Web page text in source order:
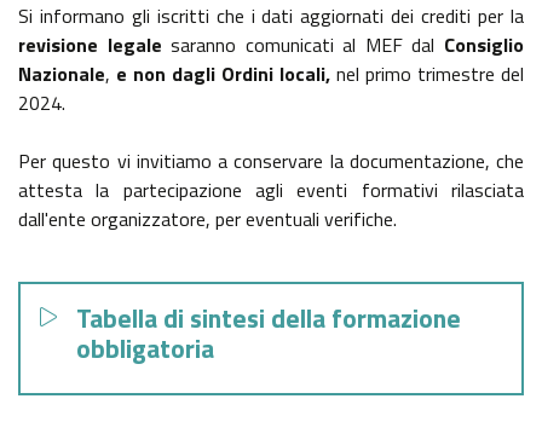
Si informano gli iscritti che i dati aggiornati dei crediti per la
revisione legalesaranno comunicati al MEF dal Consiglio
Nazionale, e non dagli Ordini locali, nel primo trimestre del
2024.
Per questo vi invitiamo a conservare la documentazione, che
attesta la partecipazione agli eventi formativi rilasciata
dall'ente organizzatore, per eventuali verifiche.
Tabella di sintesi della formazione
obbligatoria